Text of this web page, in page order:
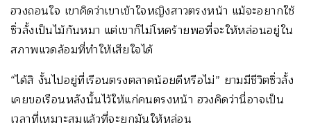
ฮวงถอนใจ เขาคิดว่าเขาเข้าใจหญิงสาวตรงหน้า แม้จะอยากใช้
ซิ่วลั้งเป็นไม้กันหมา แต่เขาก็ไม่โหดร้ายพอที่จะให้หล่อนอยู่ใน
สภาพแวดล้อมที่ทำให้เสียใจได้
“ได้สิ งั้นไปอยู่ที่เรือนตรงตลาดน้อยดีหรือไม่” ยามมีชีวิตซิ่วลั้ง
เคยขอเรือนหลังนั้นไว้ให้แก่คนตรงหน้า ฮวงคิดว่านี่อาจเป็น
เวลาที่เหมาะสมแล้วที่จะยกมันให้หล่อน